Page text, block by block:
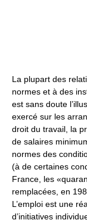
La plupart des
normes et à des
est sans doute
exercé sur les
droit du travail, la
de salaires
normes des
(à de certaines
France, les
remplacées, en
L’emploi est une
d’initiatives